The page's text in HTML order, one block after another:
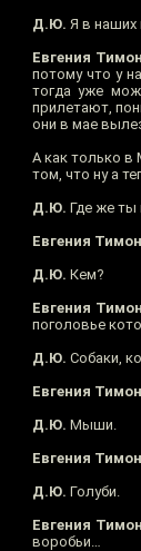
Д.Ю. Я в наших
Евгения
потому что у
тогда уже
прилетают,
они в мае
А как только в
том, что ну а
Д.Ю. Где же ты
Евгения
Д.Ю. Кем?
Евгения
поголовье
Д.Ю. Собаки,
Евгения
Д.Ю. Мыши.
Евгения
Д.Ю. Голуби.
Евгения
воробьи…